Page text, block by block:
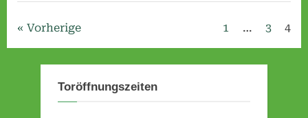
w
e
Seitennummerierung
der
Beiträge
Vorherige 1 … 3 4
Toröffnungszeiten